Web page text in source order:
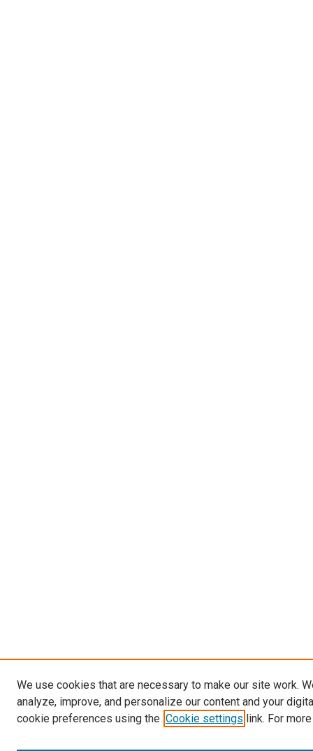
We use cookies that are necessary to make our site work.
analyze, improve, and personalize our content and your
cookie preferences using the Cookie settings link. For